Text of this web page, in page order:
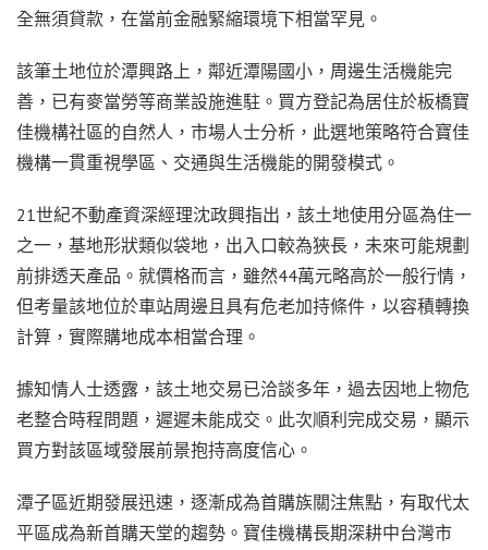
全無須貸款，在當前金融緊縮環境下相當罕見。
該筆土地位於潭興路上，鄰近潭陽國小，周邊生活機能完
善，已有麥當勞等商業設施進駐。買方登記為居住於板橋寶
佳機構社區的自然人，市場人士分析，此選地策略符合寶佳
機構一貫重視學區、交通與生活機能的開發模式。
21世紀不動產資深經理沈政興指出，該土地使用分區為住一
之一，基地形狀類似袋地，出入口較為狹長，未來可能規劃
前排透天產品。就價格而言，雖然44萬元略高於一般行情，
但考量該地位於車站周邊且具有危老加持條件，以容積轉換
計算，實際購地成本相當合理。
據知情人士透露，該土地交易已洽談多年，過去因地上物危
老整合時程問題，遲遲未能成交。此次順利完成交易，顯示
買方對該區域發展前景抱持高度信心。
潭子區近期發展迅速，逐漸成為首購族關注焦點，有取代太
平區成為新首購天堂的趨勢。寶佳機構長期深耕中台灣市